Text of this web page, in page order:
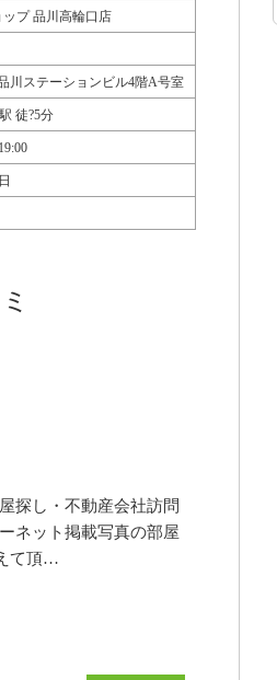
ップ 品川高輪口店
川ステーションビル4階A号室
徒?5分
探し・不動産会社訪問
ネット掲載写真の部屋
て頂…